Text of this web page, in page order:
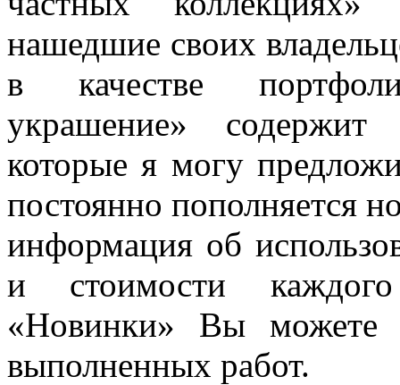
нашедшие своих
в качестве
украшение» содержит
которые я могу
постоянно пополняется
информация об
и стоимости
«Новинки» Вы можете
выполненных работ.